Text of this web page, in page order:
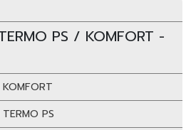
PS / KOMFORT -
PS